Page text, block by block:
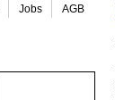
Jobs AGB